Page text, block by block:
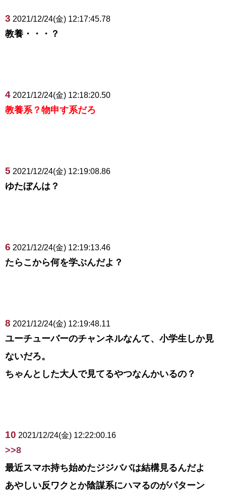
3 2021/12/24(金) 12:17:45.78
教養・・・？
4 2021/12/24(金) 12:18:20.50
教養系？物申す系だろ
5 2021/12/24(金) 12:19:08.86
ゆたぼんは？
6 2021/12/24(金) 12:19:13.46
たらこから何を学ぶんだよ？
8 2021/12/24(金) 12:19:48.11
ユーチューバーのチャンネルなんて、小学生しか見
ないだろ。
ちゃんとした大人で見てるやつなんかいるの？
10 2021/12/24(金) 12:22:00.16
>>8
最近スマホ持ち始めたジジババは結構見るんだよ
あやしい反ワクとか陰謀系にハマるのがパターン